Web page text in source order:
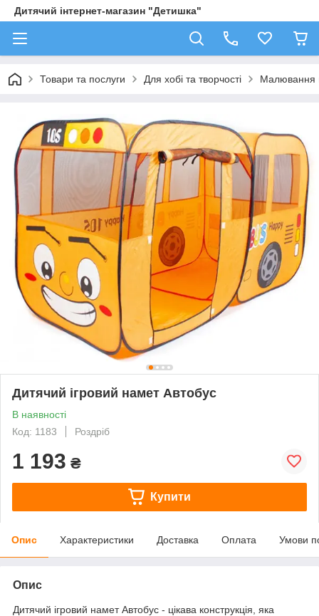
Дитячий інтернет-магазин "Детишка"
Товари та послуги Для хобі та творчості Малювання
Дитячий ігровий намет Автобус
В наявності
Код: 1183
Роздріб
1 193 ₴
Купити
Опис Характеристики Доставка Оплата Умови
Опис
Дитячий ігровий намет Автобус - цікава конструкція, яка